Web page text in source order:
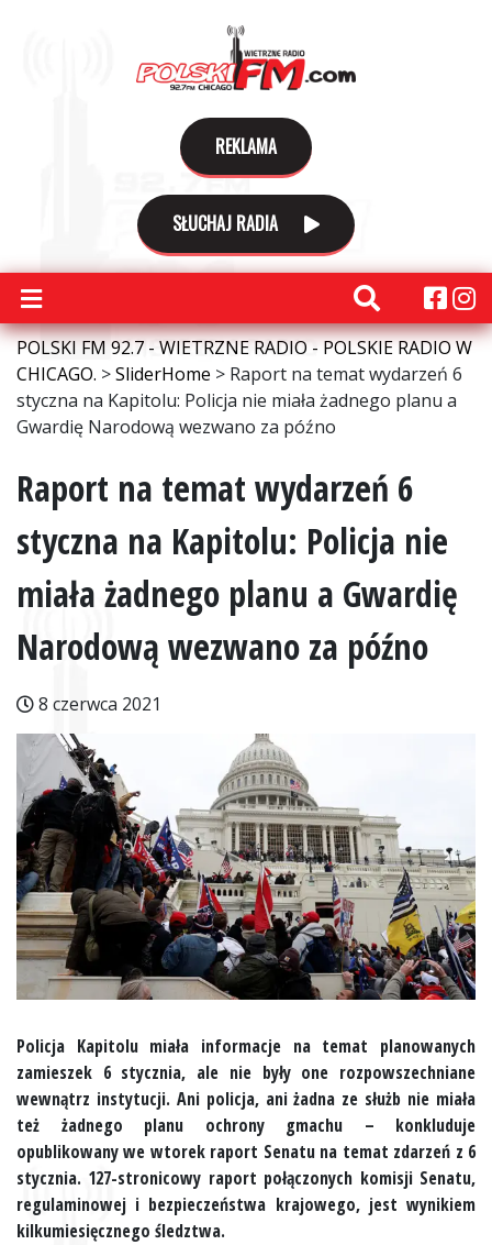
REKLAMA
SŁUCHAJ RADIA
POLSKI FM 92.7 - WIETRZNE RADIO - POLSKIE RADIO W
CHICAGO. >SliderHome > Raport na temat wydarzeń 6
styczna na Kapitolu: Policja nie miała żadnego planu a
Gwardię Narodową wezwano za późno
Raport na temat wydarzeń 6
styczna na Kapitolu: Policja nie
miała żadnego planu a Gwardię
Narodową wezwano za późno
8 czerwca 2021
Policja Kapitolu miała informacje na temat planowanych
zamieszek 6 stycznia, ale nie były one rozpowszechniane
wewnątrz instytucji. Ani policja, ani żadna ze służb nie miała
też żadnego planu ochrony gmachu – konkluduje
opublikowany we wtorek raport Senatu na temat zdarzeń z 6
stycznia. 127-stronicowy raport połączonych komisji Senatu,
regulaminowej i bezpieczeństwa krajowego, jest wynikiem
kilkumiesięcznego śledztwa.